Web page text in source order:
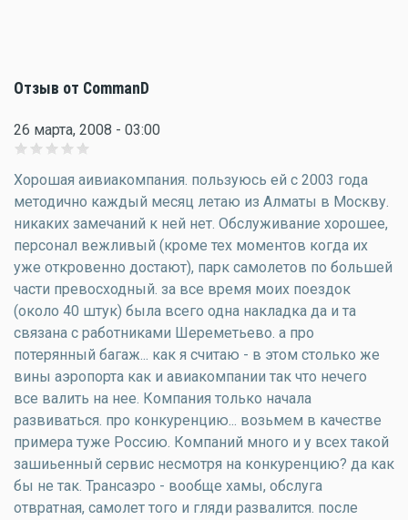
Отзыв от CommanD
26 марта, 2008 - 03:00
Хорошая аивиакомпания. пользуюсь ей с 2003 года
методично каждый месяц летаю из Алматы в Москву.
никаких замечаний к ней нет. Обслуживание хорошее,
персонал вежливый (кроме тех моментов когда их
уже откровенно достают), парк самолетов по большей
части превосходный. за все время моих поездок
(около 40 штук) была всего одна накладка да и та
связана с работниками Шереметьево. а про
потерянный багаж... как я считаю - в этом столько же
вины аэропорта как и авиакомпании так что нечего
все валить на нее. Компания только начала
развиваться. про конкуренцию... возьмем в качестве
примера туже Россию. Компаний много и у всех такой
зашиьенный сервис несмотря на конкуренцию? да как
бы не так. Трансаэро - вообще хамы, обслуга
отвратная, самолет того и гляди развалится. после